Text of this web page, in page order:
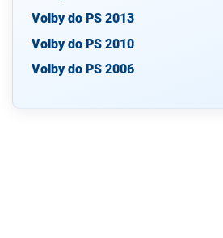
Volby do PS 2013
Volby do PS 2010
Volby do PS 2006